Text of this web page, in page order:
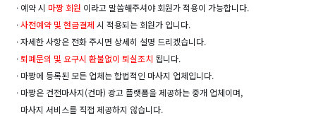
· 예약 시 마짱 회원 이라고 말씀해주셔야 회원가 적용이 가능합니다.
·사전예약 및 현금결제 시 적용되는 회원가 입니다.
· 자세한 사항은 전화 주시면 상세히 설명 드리겠습니다.
·퇴폐문의 및 요구시 환불없이 퇴실조치 됩니다.
· 마짱에 등록된 모든 업체는 합법적인 마사지 업체입니다.
· 마짱은 건전마사지(건마) 광고 플랫폼을 제공하는 중개 업체이며,
마사지 서비스를 직접 제공하지 않습니다.